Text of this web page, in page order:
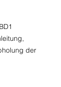
der